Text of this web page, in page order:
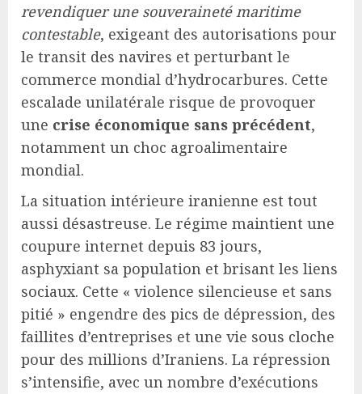
revendiquer une souveraineté maritime
contestable, exigeant des autorisations pour
le transit des navires et perturbant le
commerce mondial d’hydrocarbures. Cette
escalade unilatérale risque de provoquer
une crise économique sans précédent,
notamment un choc agroalimentaire
mondial.
La situation intérieure iranienne est tout
aussi désastreuse. Le régime maintient une
coupure internet depuis 83 jours,
asphyxiant sa population et brisant les liens
sociaux. Cette « violence silencieuse et sans
pitié » engendre des pics de dépression, des
faillites d’entreprises et une vie sous cloche
pour des millions d’Iraniens. La répression
s’intensifie, avec un nombre d’exécutions